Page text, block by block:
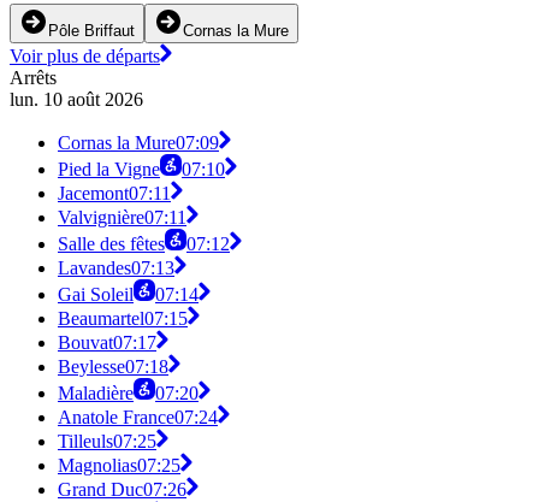
Pôle Briffaut Cornas la Mure
Voir plus de départs
Arrêts
lun. 10 août 2026
Cornas la Mure07:09
Pied la Vigne
07:10
Jacemont07:11
Valvignière07:11
Salle des fêtes
07:12
Lavandes07:13
Gai Soleil
07:14
Beaumartel07:15
Bouvat07:17
Beylesse07:18
Maladière
07:20
Anatole France07:24
Tilleuls07:25
Magnolias07:25
Grand Duc07:26